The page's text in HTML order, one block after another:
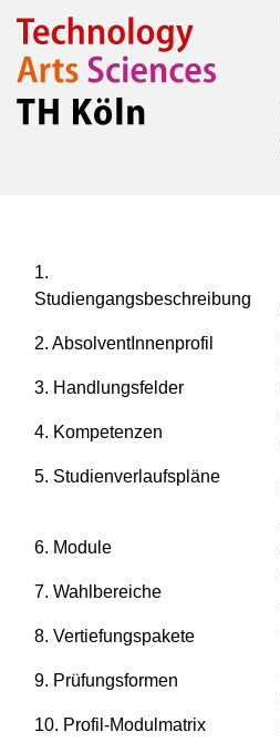
1.
Studiengangsbeschreibung
2. AbsolventInnenprofil
3. Handlungsfelder
4. Kompetenzen
5. Studienverlaufspläne
6. Module
7. Wahlbereiche
8. Vertiefungspakete
9. Prüfungsformen
10. Profil-Modulmatrix